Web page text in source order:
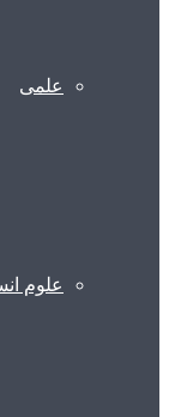
علمی
علوم